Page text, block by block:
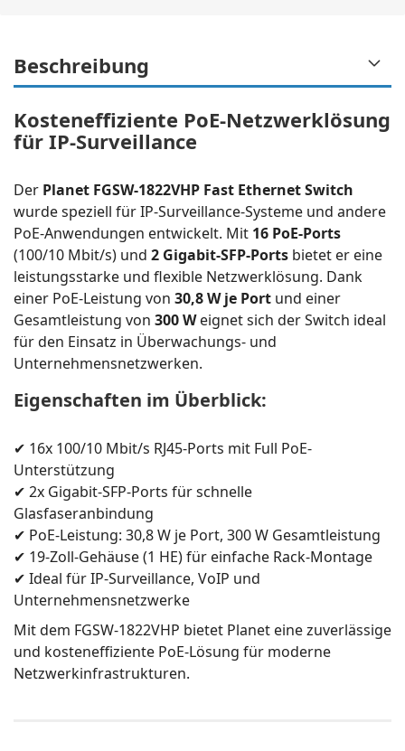
Beschreibung
Kosteneffiziente PoE-Netzwerklösung
für IP-Surveillance
Der Planet FGSW-1822VHP Fast Ethernet Switch
wurde speziell für IP-Surveillance-Systeme und andere
PoE-Anwendungen entwickelt. Mit 16 PoE-Ports
(100/10 Mbit/s) und 2 Gigabit-SFP-Ports bietet er eine
leistungsstarke und flexible Netzwerklösung. Dank
einer PoE-Leistung von 30,8 W je Port und einer
Gesamtleistung von 300 Weignet sich der Switch ideal
für den Einsatz in Überwachungs- und
Unternehmensnetzwerken.
Eigenschaften im Überblick:
✔ 16x 100/10 Mbit/s RJ45-Ports mit Full PoE-
Unterstützung
✔ 2x Gigabit-SFP-Ports für schnelle
Glasfaseranbindung
✔ PoE-Leistung: 30,8 W je Port, 300 W Gesamtleistung
✔ 19-Zoll-Gehäuse (1 HE) für einfache Rack-Montage
✔ Ideal für IP-Surveillance, VoIP und
Unternehmensnetzwerke
Mit dem FGSW-1822VHP bietet Planet eine zuverlässige
und kosteneffiziente PoE-Lösung für moderne
Netzwerkinfrastrukturen.